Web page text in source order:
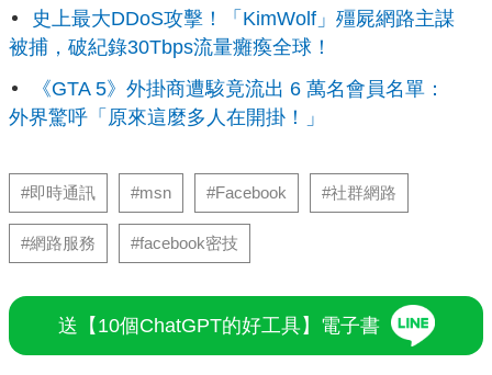
史上最大DDoS攻擊！「KimWolf」殭屍網路主謀
被捕，破紀錄30Tbps流量癱瘓全球！
《GTA 5》外掛商遭駭竟流出 6 萬名會員名單：
外界驚呼「原來這麼多人在開掛！」
#即時通訊 #msn #Facebook #社群網路
#網路服務 #facebook密技
送【10個ChatGPT的好工具】電子書